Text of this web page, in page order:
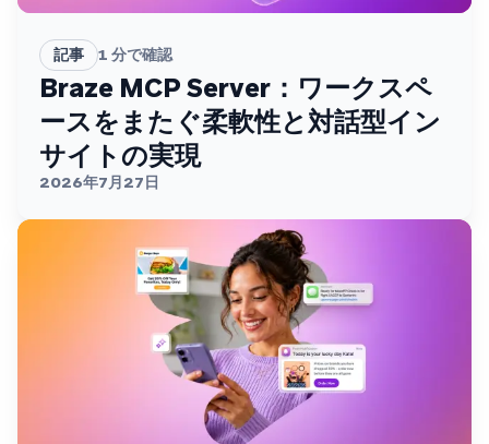
記事 1 分で確認
Braze MCP Server：ワークスペ
ースをまたぐ柔軟性と対話型イン
サイトの実現
2026年7月27日